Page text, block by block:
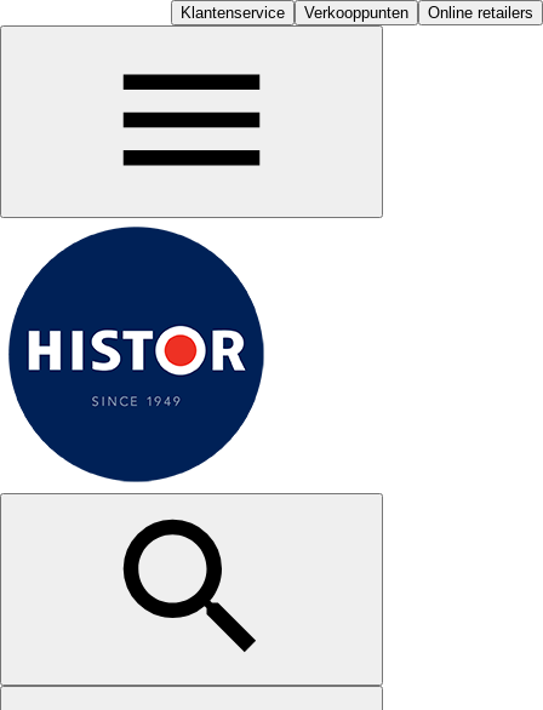
Klantenservice Verkooppunten Online retailers